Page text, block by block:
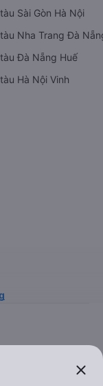
Sài Gòn Hà Nội
Nha Trang Đà
Đà Nẵng Huế
Hà Nội Vinh
close